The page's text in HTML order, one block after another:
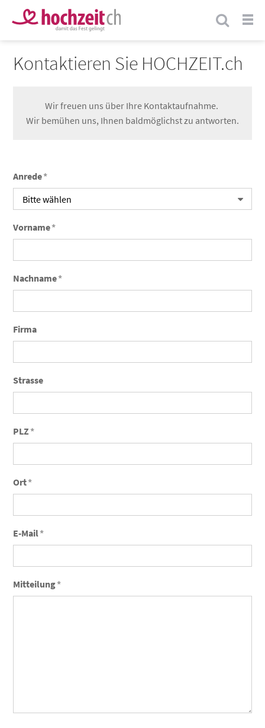
Kontaktieren Sie HOCHZEIT.ch
Wir freuen uns über Ihre Kontaktaufnahme.
Wir bemühen uns, Ihnen baldmöglichst zu antworten.
Anrede*
Vorname*
Nachname*
Firma
Strasse
PLZ *
Ort*
E-Mail*
Mitteilung*